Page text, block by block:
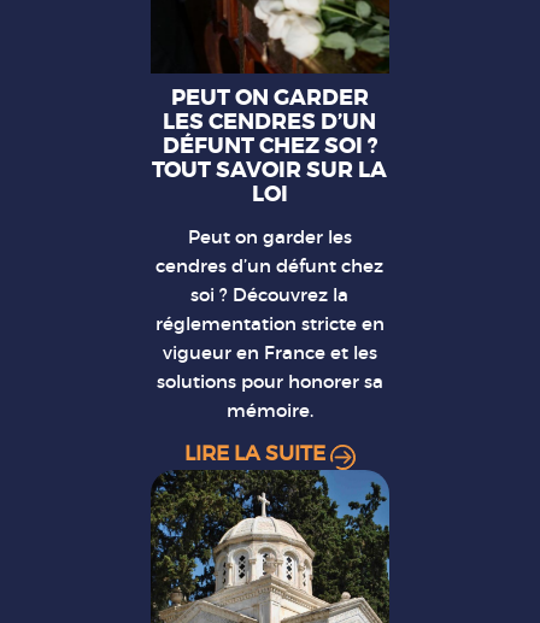
PEUT ON GARDER
LES CENDRES D’UN
DÉFUNT CHEZ SOI ?
TOUT SAVOIR SUR LA
LOI
Peut on garder les
cendres d’un défunt chez
soi ? Découvrez la
réglementation stricte en
vigueur en France et les
solutions pour honorer sa
mémoire.
LIRE LA SUITE